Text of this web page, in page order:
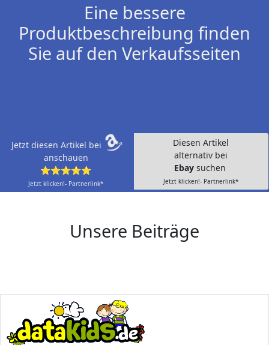
Eine bessere
Produktbeschreibung finden
Sie auf den Verkaufsseiten
Jetzt diesen Artikel bei
anschauen
⭐⭐⭐⭐⭐
Jetzt klicken!- Partnerlink*
Diesen Artikel
alternativ bei
Ebay suchen
Jetzt klicken!- Partnerlink*
Unsere Beiträge